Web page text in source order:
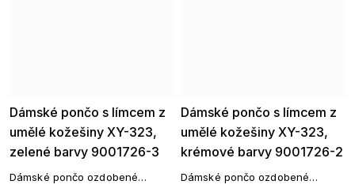
Dámské pončo s límcem z
umělé kožešiny XY-323,
zelené barvy 9001726-3
Dámské pončo ozdobené
Dámské pončo s límcem z
umělé kožešiny XY-323,
krémové barvy 9001726-2
Dámské pončo ozdobené